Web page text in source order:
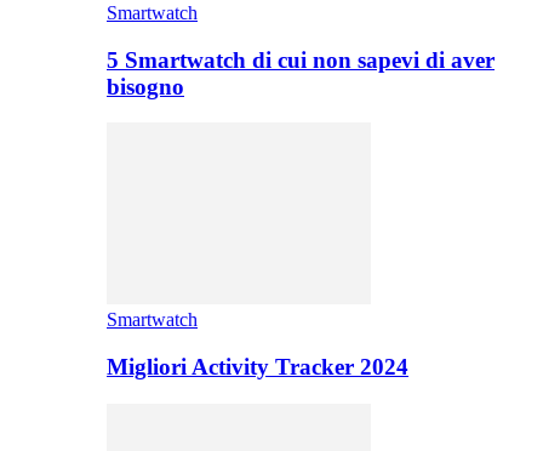
Smartwatch
5 Smartwatch di cui non sapevi di aver
bisogno
Smartwatch
Migliori Activity Tracker 2024